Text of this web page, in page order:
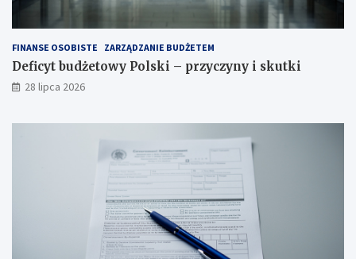
FINANSE OSOBISTE ZARZĄDZANIE BUDŻETEM
Deficyt budżetowy Polski – przyczyny i skutki
28 lipca 2026